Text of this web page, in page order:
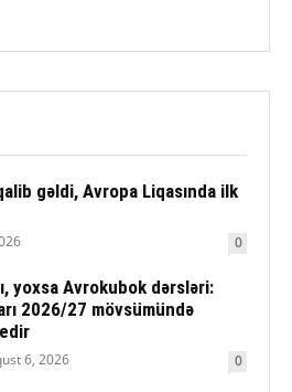
gəldi, Avropa Liqasında ilk
0
yoxsa Avrokubok dərsləri:
2026/27 mövsümündə
6, 2026 0